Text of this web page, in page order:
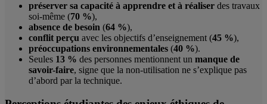
préserver sa capacité à apprendre et à réaliser des travaux
soi-même (70 %),
absence de besoin (64 %),
conflit perçu avec les objectifs d’enseignement (45 %),
préoccupations environnementales (40 %).
Seules 13 % des personnes mentionnent un manque de
savoir-faire, signe que la non-utilisation ne s’explique pas
d’abord par la technique.